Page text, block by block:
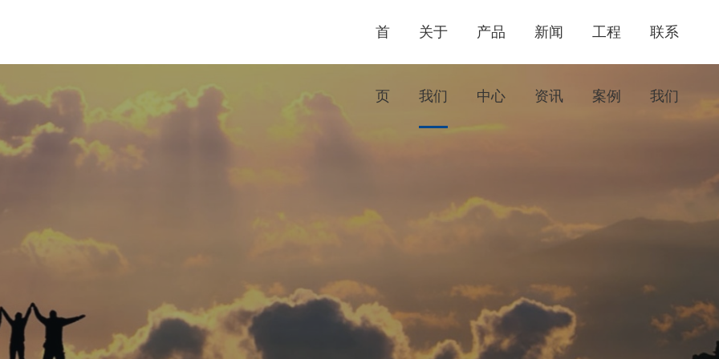
首
页
关于
我们
产品
中心
新闻
资讯
工程
案例
联系
我们